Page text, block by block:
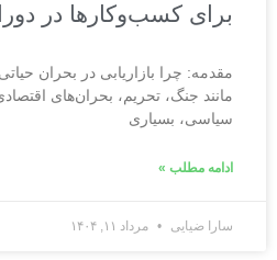
برای کسب‌وکارها در
مقدمه: چرا بازاریابی در بحران
مانند جنگ، تحریم، بحران‌های
سیاسی، بسیاری
ادامه مطلب »
سارا ضیایی مرداد ۱۱, ۱۴۰۴